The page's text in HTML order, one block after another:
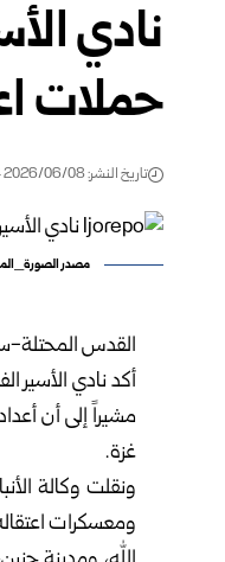
نادي
حملات
تاريخ النشر: 2026/06/08 5:44 مساءً
مصدر
القدس المحتلة-
أكد نادي الأسير
مشيراً إلى أن
غزة.
ونقلت وكالة